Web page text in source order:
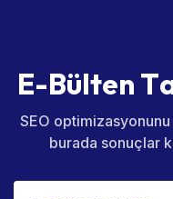
E-Bülten T
SEO
burada sonuçlar